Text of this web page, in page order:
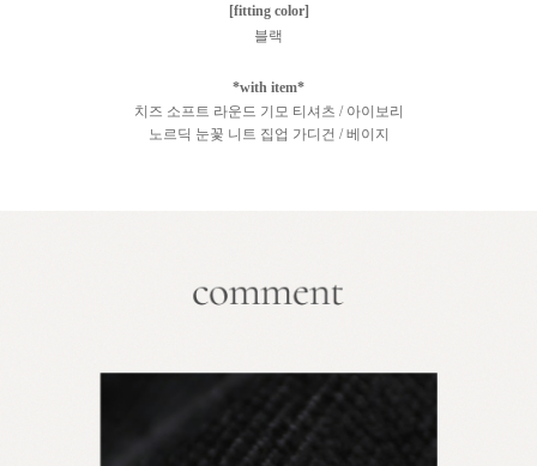
[fitting color]
블랙
*with item*
치즈 소프트 라운드 기모 티셔츠 / 아이보리
노르딕 눈꽃 니트 집업 가디건 / 베이지